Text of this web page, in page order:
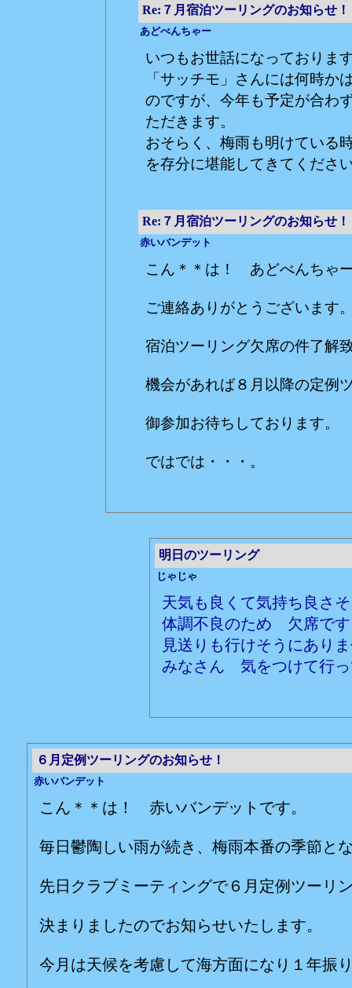
Re:７月宿泊ツーリングのお知らせ！
あどべんちゃー
いつもお世話になっておりま
「サッチモ」さんには何時か
のですが、今年も予定が合わ
ただきます。
おそらく、梅雨も明けている
を存分に堪能してきてくださ
Re:７月宿泊ツーリングのお知らせ！
赤いバンデット
こん＊＊は！ あどべんちゃ
ご連絡ありがとうございます
宿泊ツーリング欠席の件了解
機会があれば８月以降の定例
御参加お待ちしております。
ではでは・・・。
明日のツーリング
じゃじゃ
天気も良くて気持ち良さ
体調不良のため 欠席で
見送りも行けそうにあり
みなさん 気をつけて行っ
６月定例ツーリングのお知らせ！
赤いバンデット
こん＊＊は！ 赤いバンデットです。
毎日鬱陶しい雨が続き、梅雨本番の季節と
先日クラブミーティングで６月定例ツーリ
決まりましたのでお知らせいたします。
今月は天候を考慮して海方面になり１年振